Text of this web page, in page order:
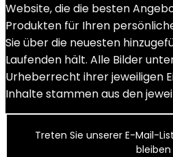
Website, die die besten
Produkten für Ihren
Sie über die neuesten
Laufenden hält. Alle Bilder
Urheberrecht ihrer jeweiligen
Inhalte stammen aus den
Treten Sie unserer E-Mail-
bleiben